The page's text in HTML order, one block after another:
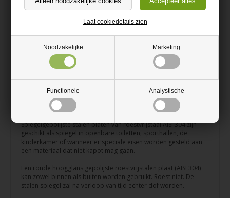
Noodzakelijke Marketing
Functionele Analystische
Laat cookiedetails zien
zeggen 1 cm3 weegt 0,008 kg.
De plaat heeft een spiegelgepolijst oppervlak, maar de reflectie
overige spiegelgepolijste stalen platen in het assortiment. Het
oppervlak oogt in de spiegeling wat gedempter en kan een licht
wazige of “matte” uitstraling hebben. Daardoor biedt het niet
dezelfde scherpe en diepe spiegelwerking als een traditionele
Als u een plaat wenst met een spiegeleffect dat sterker lijkt op
een gewone glazen spiegel, adviseren wij onze alternatieve
spiegelgepolijste plaat.
Spiegelgepolijste stalen platen van roestvrijstaal AISI 304 zijn
geschikt als spiegel in openbare toiletten, sporthallen, de
kinderkamer of wanneer er speciale eisen worden gesteld aan
een materiaal dat niet kapot mag gaan.
Een ronde hoogglans gepolijste roestvrijstalen plaat (AISI 304)
kan zowel binnen als buiten worden gebruikt. Roest niet. De
stalen spiegel zal na verloop van tijd echter dof worden.